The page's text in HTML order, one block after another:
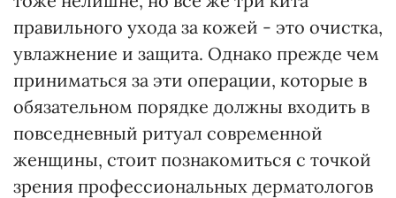
правильного ухода за кожей - это очистка,
увлажнение и защита. Однако прежде чем
приниматься за эти операции, которые в
обязательном порядке должны входить в
повседневный ритуал современной
женщины, стоит познакомиться с точкой
зрения профессиональных дерматологов